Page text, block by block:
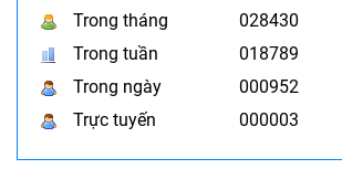
Trong tháng
028430
Trong tuần
018789
Trong ngày
000952
Trực tuyến
000003